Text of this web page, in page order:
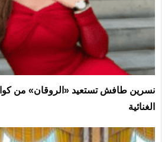
نسرين طافش تستعيد «الروقان» من
الغنائية